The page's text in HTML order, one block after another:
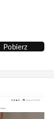
Pobierz